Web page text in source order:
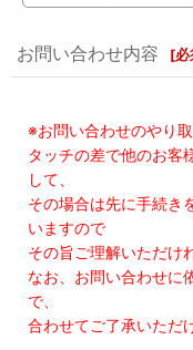
お問い合わせ内容 [必
※お問い合わせのやり
タッチの差で他のお客
して、
その場合は先に手続き
いますので
その旨ご理解いただけ
なお、お問い合わせに
で、
合わせてご了承いただ